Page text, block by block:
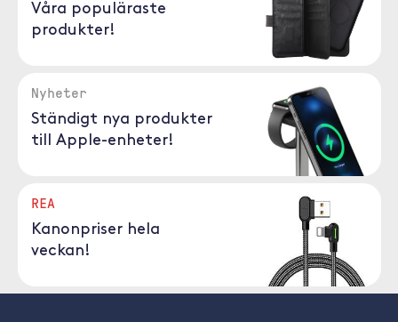
Våra populäraste
produkter!
Nyheter
Ständigt nya produkter
till Apple-enheter!
REA
Kanonpriser hela
veckan!